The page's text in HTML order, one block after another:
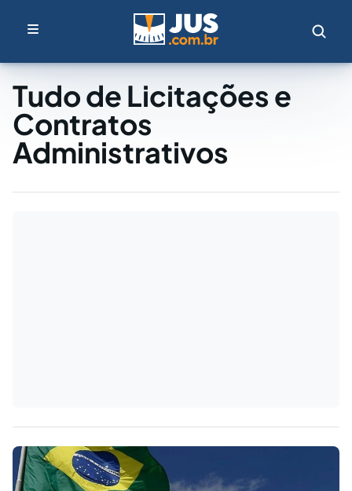
Tudo de Licitações e
Contratos
Administrativos